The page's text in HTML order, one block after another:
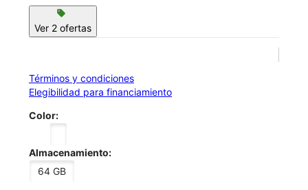
sell
Ver 2 ofertas
Términos y condiciones
Elegibilidad para financiamiento
Color:
Almacenamiento:
64 GB